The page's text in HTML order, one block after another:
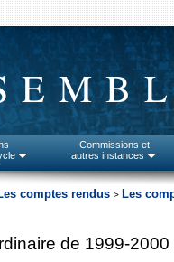
Commissions et
autres instances
comptes rendus > Les
de 1999-